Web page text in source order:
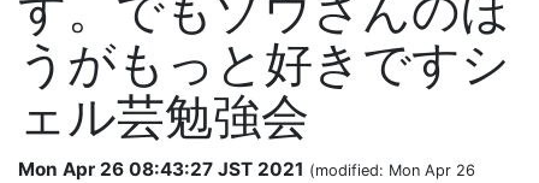
うがもっと好きですシ
ェル芸勉強会
Mon Apr 26 08:43:27 JST 2021 (modified: Mon Apr 26